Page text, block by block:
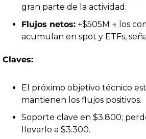
gran parte de la actividad.
Flujos netos: +$505M → los
acumulan en spot y ETFs,
Claves:
El próximo objetivo técnico
mantienen los flujos positivos.
Soporte clave en $3.800;
llevarlo a $3.300.